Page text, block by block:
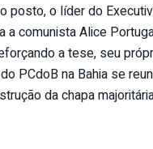
posto, o líder do
a comunista Alice
a tese, seu
PCdoB na Bahia se
da chapa